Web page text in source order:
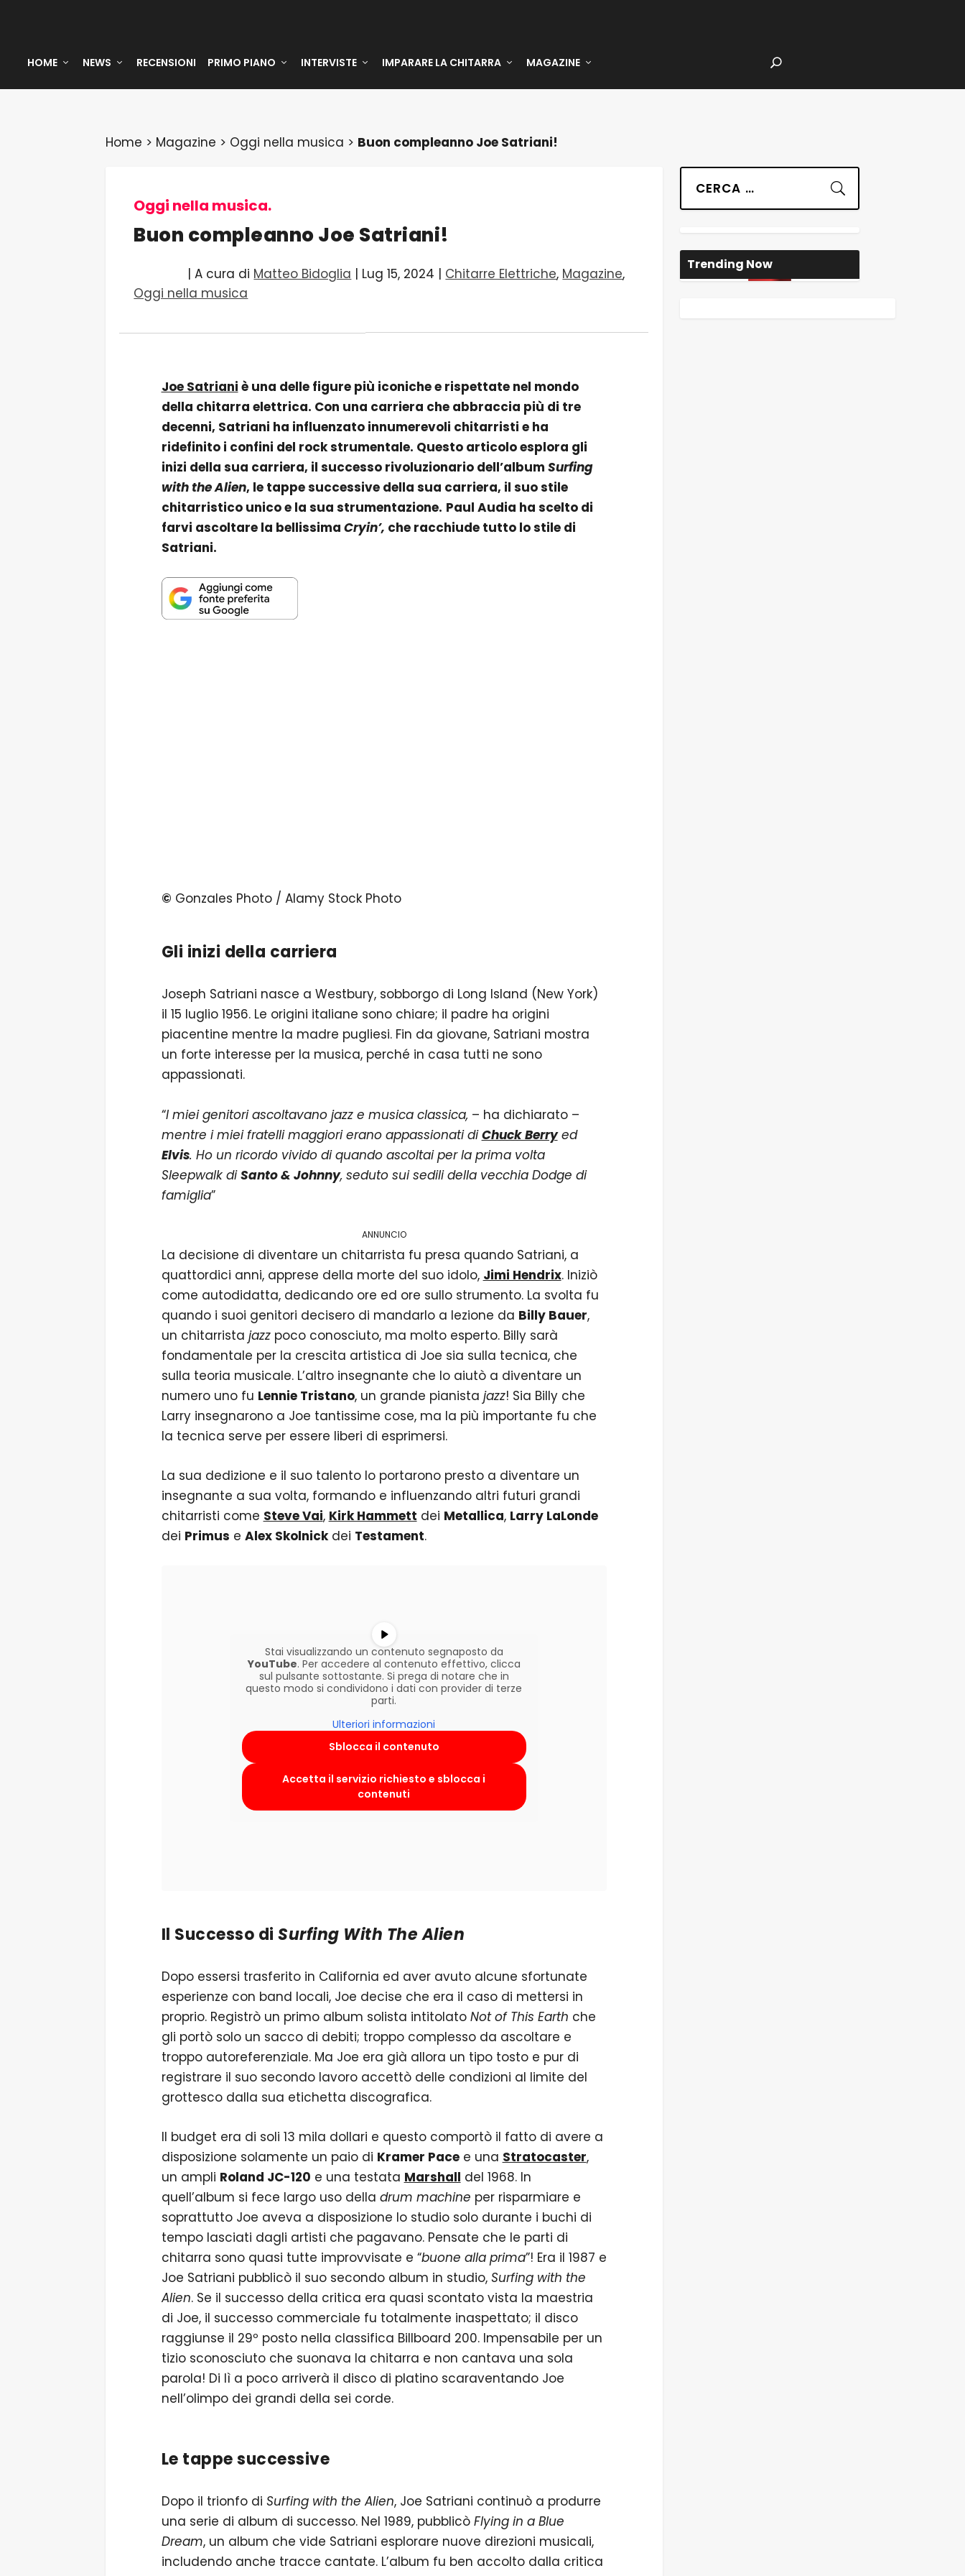
HOME NEWS RECENSIONI PRIMO PIANO INTERVISTE IMPARARE LA CHITARRA MAGAZINE
Home > Magazine > Oggi nella musica > Buon compleanno Joe Satriani!
Oggi nella musica.
Buon compleanno Joe Satriani!
| A cura di Matteo Bidoglia | Lug 15, 2024 | Chitarre Elettriche, Magazine,
Oggi nella musica
Joe Satriani è una delle figure più iconiche e rispettate nel mondo
della chitarra elettrica. Con una carriera che abbraccia più di tre
decenni, Satriani ha influenzato innumerevoli chitarristi e ha
ridefinito i confini del rock strumentale. Questo articolo esplora gli
inizi della sua carriera, il successo rivoluzionario dell’album Surfing
with the Alien, le tappe successive della sua carriera, il suo stile
chitarristico unico e la sua strumentazione. Paul Audia ha scelto di
farvi ascoltare la bellissima Cryin’, che racchiude tutto lo stile di
Satriani.
© Gonzales Photo / Alamy Stock Photo
Gli inizi della carriera
Joseph Satriani nasce a Westbury, sobborgo di Long Island (New York)
il 15 luglio 1956. Le origini italiane sono chiare; il padre ha origini
piacentine mentre la madre pugliesi. Fin da giovane, Satriani mostra
un forte interesse per la musica, perché in casa tutti ne sono
appassionati.
“I miei genitori ascoltavano jazz e musica classica,– ha dichiarato –
mentre i miei fratelli maggiori erano appassionati diChuck Berryed
Elvis. Ho un ricordo vivido di quando ascoltai per la prima volta
Sleepwalk diSanto & Johnny, seduto sui sedili della vecchia Dodge di
famiglia”
ANNUNCIO
La decisione di diventare un chitarrista fu presa quando Satriani, a
quattordici anni, apprese della morte del suo idolo, Jimi Hendrix. Iniziò
come autodidatta, dedicando ore ed ore sullo strumento. La svolta fu
quando i suoi genitori decisero di mandarlo a lezione da Billy Bauer,
un chitarrista jazzpoco conosciuto, ma molto esperto. Billy sarà
fondamentale per la crescita artistica di Joe sia sulla tecnica, che
sulla teoria musicale. L’altro insegnante che lo aiutò a diventare un
numero uno fu Lennie Tristano, un grande pianista jazz! Sia Billy che
Larry insegnarono a Joe tantissime cose, ma la più importante fu che
la tecnica serve per essere liberi di esprimersi.
La sua dedizione e il suo talento lo portarono presto a diventare un
insegnante a sua volta, formando e influenzando altri futuri grandi
chitarristi come Steve Vai, Kirk Hammett dei Metallica, Larry LaLonde
dei Primus e Alex Skolnickdei Testament.
Stai visualizzando un contenuto segnaposto da
YouTube. Per accedere al contenuto effettivo, clicca
sul pulsante sottostante. Si prega di notare che in
questo modo si condividono i dati con provider di terze
parti.
Ulteriori informazioni
Sblocca il contenuto
Accetta il servizio richiesto e sblocca i
contenuti
Il Successo diSurfing With The Alien
Dopo essersi trasferito in California ed aver avuto alcune sfortunate
esperienze con band locali, Joe decise che era il caso di mettersi in
proprio. Registrò un primo album solista intitolato Not of This Earth che
gli portò solo un sacco di debiti; troppo complesso da ascoltare e
troppo autoreferenziale. Ma Joe era già allora un tipo tosto e pur di
registrare il suo secondo lavoro accettò delle condizioni al limite del
grottesco dalla sua etichetta discografica.
Il budget era di soli 13 mila dollari e questo comportò il fatto di avere a
disposizione solamente un paio di Kramer Pacee una Stratocaster,
un ampli Roland JC-120 e una testata Marshall del 1968. In
quell’album si fece largo uso della drum machine per risparmiare e
soprattutto Joe aveva a disposizione lo studio solo durante i buchi di
tempo lasciati dagli artisti che pagavano. Pensate che le parti di
chitarra sono quasi tutte improvvisate e “buone alla prima”! Era il 1987 e
Joe Satriani pubblicò il suo secondo album in studio, Surfing with the
Alien. Se il successo della critica era quasi scontato vista la maestria
di Joe, il successo commerciale fu totalmente inaspettato; il disco
raggiunse il 29º posto nella classifica Billboard 200. Impensabile per un
tizio sconosciuto che suonava la chitarra e non cantava una sola
parola! Di lì a poco arriverà il disco di platino scaraventando Joe
nell’olimpo dei grandi della sei corde.
Le tappe successive
Dopo il trionfo di Surfing with the Alien, Joe Satriani continuò a produrre
una serie di album di successo. Nel 1989, pubblicò Flying in a Blue
Dream, un album che vide Satriani esplorare nuove direzioni musicali,
includendo anche tracce cantate. L’album fu ben accolto dalla critica
Suchen
Trending Now